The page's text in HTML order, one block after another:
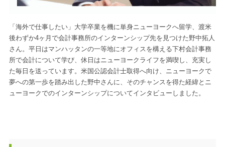
「海外で仕事したい」大学卒業を機に単身ニューヨークへ留学、渡米
後わずか4ヶ月で会計事務所のインターンシップ先を見つけた野中拓人
さん。平日はマンハッタンの一等地にオフィスを構える下村会計事務
所で会計について学び、休日はニューヨークライフを満喫し、充実し
た毎日を送っています。米国公認会計士取得へ向け、ニューヨークで
夢への第一歩を踏み出した野中さんに、そのチャンスを得た経緯とニ
ューヨークでのインターンシップについてインタビューしました。